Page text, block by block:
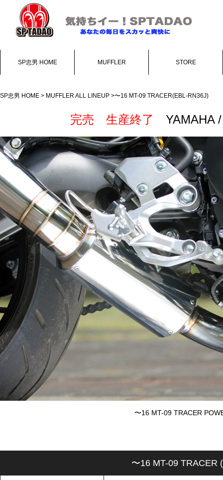
SP忠男 HOME MUFFLER STORE
SP忠男 HOME > MUFFLER ALL LINEUP >〜16 MT-09 TRACER(EBL-RN36J)
完売 生産終了 YAMAHA
〜16 MT-09 TRACER
〜16 MT-09 TRACER